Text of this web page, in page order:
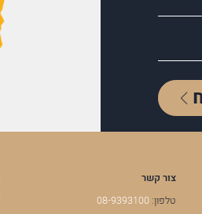
צור קשר
טלפון: 08-9393100